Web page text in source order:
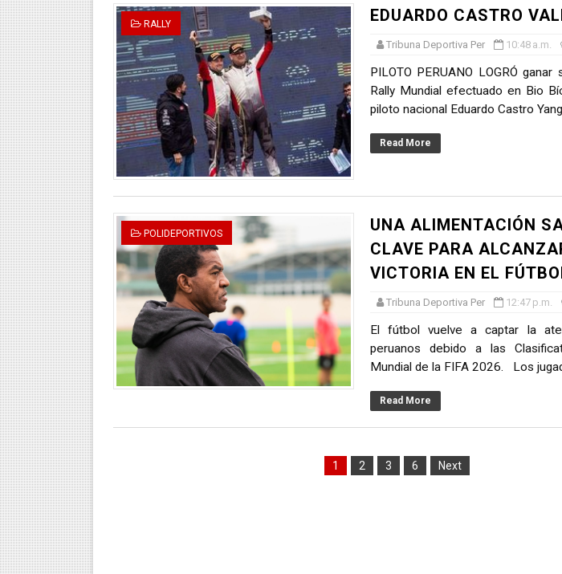
RALLY EDUARDO CASTRO
Tribuna Deportiva Per 10:48 a.m.
PILOTO PERUANO LOGRÓ
Rally Mundial efectuado en Bio
piloto nacional Eduardo Castro
Read More
POLIDEPORTIVOS
UNA ALIMENTACIÓN
CLAVE PARA
VICTORIA EN EL
Tribuna Deportiva Per 12:47 p.m.
El fútbol vuelve a captar la
peruanos debido a las
Mundial de la FIFA 2026. Los
Read More
1 2 3 6 Next